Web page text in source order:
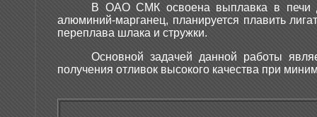
В ОАО СМК освоена выплавка в печи
алюминий-марганец, планируется плавить
переплава шлака и стружки.
Основной задачей данной работы
получения отливок высокого качества при